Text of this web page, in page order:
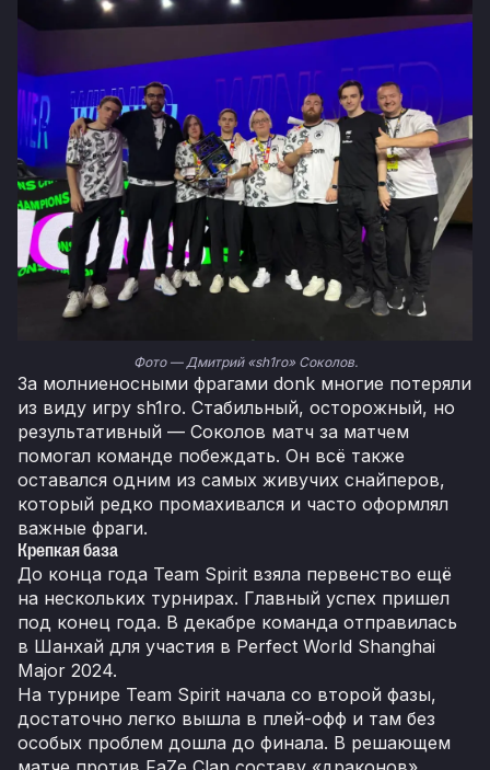
Фото — Дмитрий «sh1ro» Соколов.
За молниеносными фрагами donk многие потеряли
из виду игру sh1ro. Стабильный, осторожный, но
результативный — Соколов матч за матчем
помогал команде побеждать. Он всё также
оставался одним из самых живучих снайперов,
который редко промахивался и часто оформлял
важные фраги.
Крепкая база
До конца года Team Spirit взяла первенство ещё
на нескольких турнирах. Главный успех пришел
под конец года. В декабре команда отправилась
в Шанхай для участия в Perfect World Shanghai
Major 2024.
На турнире Team Spirit начала со второй фазы,
достаточно легко вышла в плей-офф и там без
особых проблем дошла до финала. В решающем